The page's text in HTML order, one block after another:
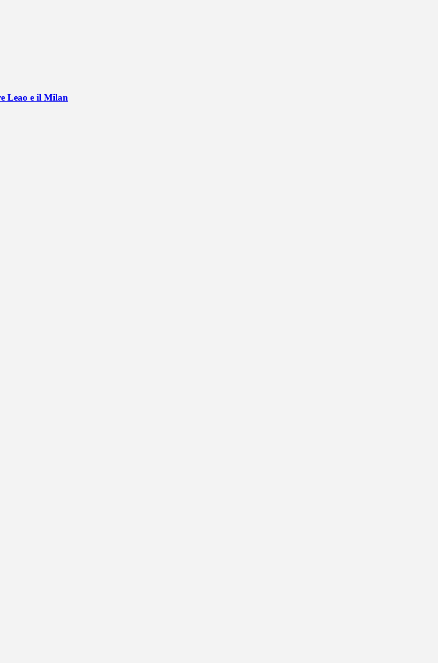
Leao e il Milan